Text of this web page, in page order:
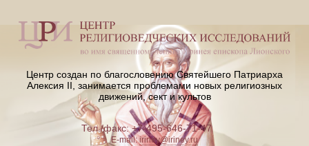
Центр создан по благословению Святейшего Патриарха
Алексия II, занимается проблемами новых религиозных
движений, сект и культов
Тел./факс: +7-495-646-71-47
E-mail:iriney@iriney.ru